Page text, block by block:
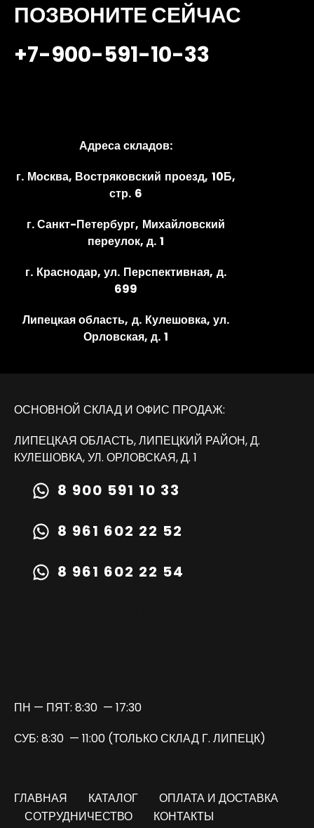
ПОЗВОНИТЕ СЕЙЧАС
+7-900-591-10-33
Адреса складов:
г. Москва, Востряковский проезд, 10Б,
стр. 6
г. Санкт-Петербург, Михайловский
переулок, д. 1
г. Краснодар, ул. Перспективная, д.
699
Липецкая область, д. Кулешовка, ул.
Орловская, д. 1
ОСНОВНОЙ СКЛАД И ОФИС ПРОДАЖ:
ЛИПЕЦКАЯ ОБЛАСТЬ, ЛИПЕЦКИЙ РАЙОН, Д.
КУЛЕШОВКА, УЛ. ОРЛОВСКАЯ, Д. 1
8 900 591 10 33
8 961 602 22 52
8 961 602 22 54
ПН — ПЯТ: 8:30 — 17:30
СУБ: 8:30 — 11:00 (ТОЛЬКО СКЛАД Г. ЛИПЕЦК)
ГЛАВНАЯ КАТАЛОГ
ОПЛАТА И ДОСТАВКА
СОТРУДНИЧЕСТВО
КОНТАКТЫ